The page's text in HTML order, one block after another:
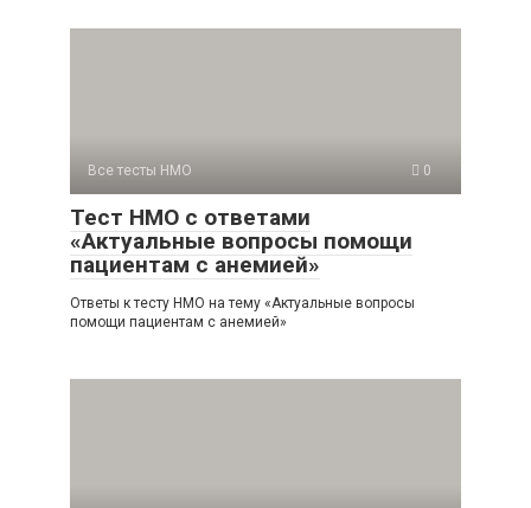
Все тесты НМО 0
Тест НМО с ответами
«Актуальные вопросы помощи
пациентам с анемией»
Ответы к тесту НМО на тему «Актуальные вопросы
помощи пациентам с анемией»